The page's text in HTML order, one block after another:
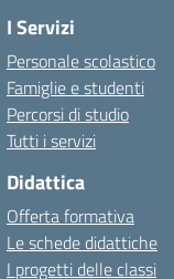
I Servizi
Personale scolastico
Famiglie e studenti
Percorsi di studio
Tutti i servizi
Didattica
Offerta formativa
Le schede didattiche
I progetti delle classi